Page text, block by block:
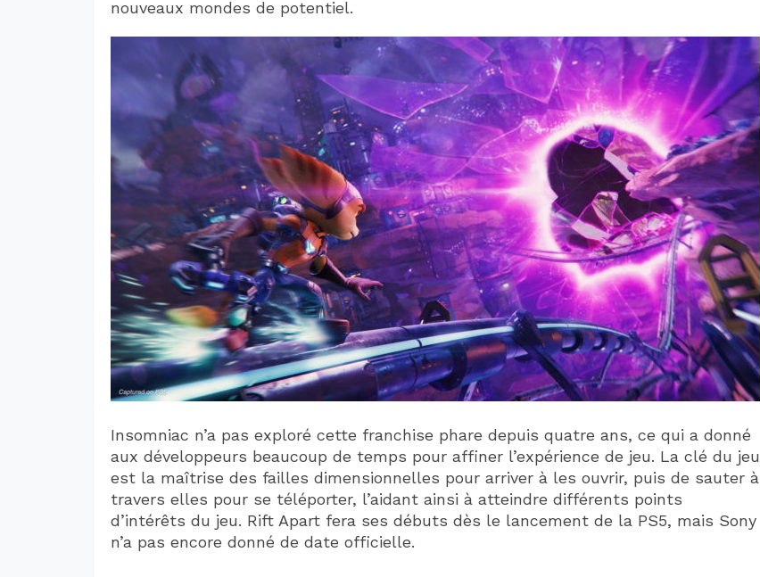
nouveaux mondes de potentiel.
Insomniac n’a pas exploré cette franchise phare depuis quatre ans, ce qui a donné
aux développeurs beaucoup de temps pour affiner l’expérience de jeu. La clé du jeu
est la maîtrise des failles dimensionnelles pour arriver à les ouvrir, puis de sauter à
travers elles pour se téléporter, l’aidant ainsi à atteindre différents points
d’intérêts du jeu. Rift Apart fera ses débuts dès le lancement de la PS5, mais Sony
n’a pas encore donné de date officielle.